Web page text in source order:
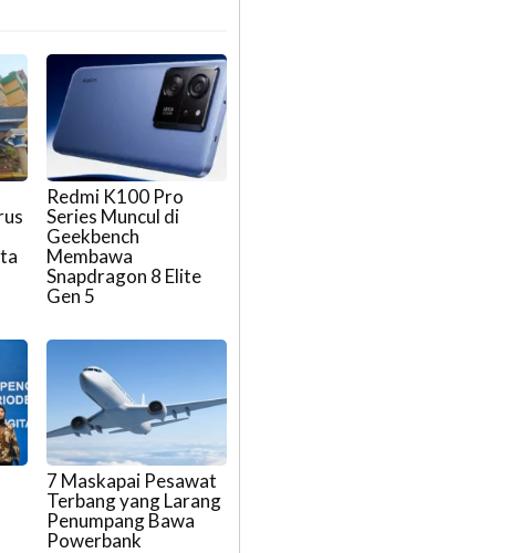
Redmi K100 Pro
Series Muncul di
Geekbench
Membawa
Snapdragon 8 Elite
Gen 5
7 Maskapai Pesawat
Terbang yang Larang
Penumpang Bawa
Powerbank